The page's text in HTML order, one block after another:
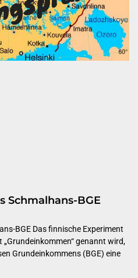
Schmalhans-BGE
BGE Das finnische Experiment
genannt wird,
Grundeinkommens (BGE) eine